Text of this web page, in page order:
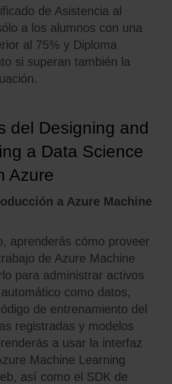
de Asistencia al
a los alumnos con una
al 75% y Diploma
si superan también la
del Designing and
a Data Science
Azure
a Azure Machine
aprenderás cómo proveer
de Azure Machine
para administrar activos
como datos,
de entrenamiento del
registradas y modelos
a usar la interfaz
Machine Learning
así como el SDK de